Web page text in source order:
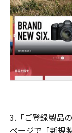
3.「ご登録製品
ページで「新規